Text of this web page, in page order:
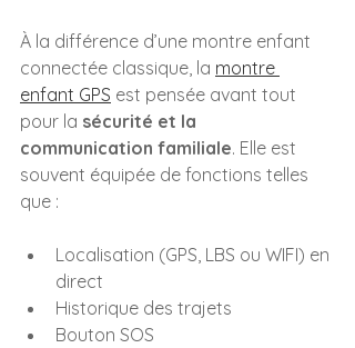
À la différence d’une montre enfant
connectée classique, la montre
enfant GPS est pensée avant tout
pour la sécurité et la
communication familiale. Elle est
souvent équipée de fonctions telles
que :
Localisation (GPS, LBS ou WIFI) en
direct
Historique des trajets
Bouton SOS